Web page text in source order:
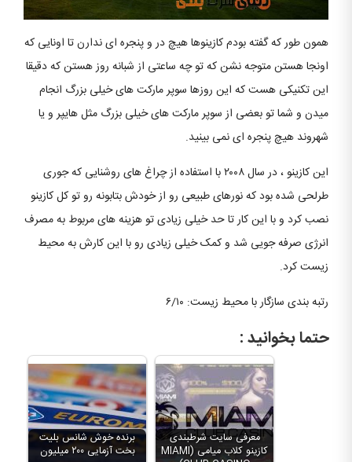
همون طور که گفته بودم کازینوها هیچ در و پنجره ای ندارن تا اونایی که
اونجا هستن متوجه نشن که تو چه ساعتی از شبانه روز هستن که دقیقا
این تکنیکی هست که این روزها سوپر مارکت های خیلی بزرگ انجام
میدن و شما تو بعضی از سوپر مارکت های خیلی بزرگ مثل هایپر و یا
شهروند هیچ پنجره ای نمی بینید.
این کازینو ، در سال ۲۰۰۸ با استفاده از چراغ های روشنایی که جوری
طرلحی شده بود که نورهای طبیعی رو از خودش بتابونه رو تو کل کازینو
نصب کرد و با این کار تا حد خیلی زیادی تو هزینه های مربوط به مصرف
انرژی صرفه جویی شد و کمک خیلی زیادی رو با این کارش به محیط
زیست کرد.
رتبه بندی سازگار با محیط زیست: ۶/۱۰
حتما بخوانید :
برنده خوش شانس بلیت
بخت آزمایی ۲۰۰ میلیون
معرفی سایت شرطبندی
کازینو کلاب میامی (MIAMI